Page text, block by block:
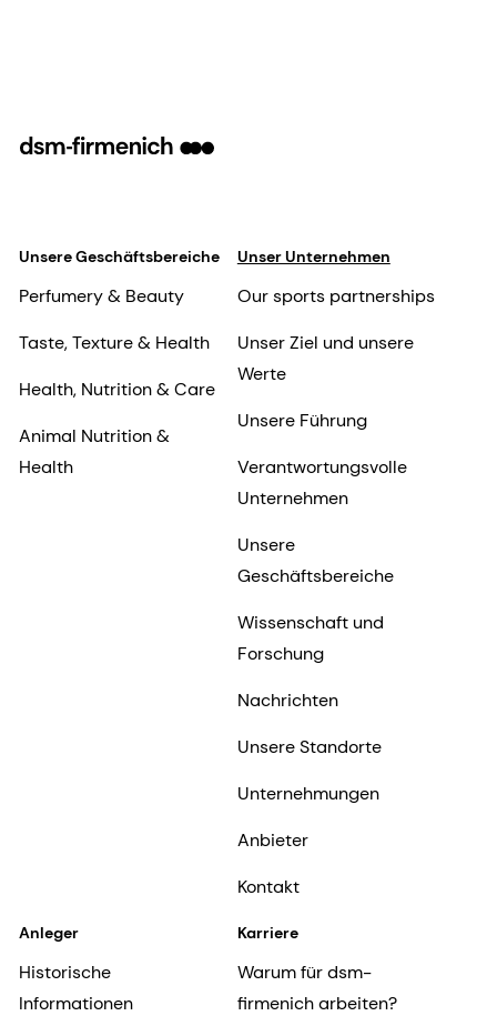
Unsere Geschäftsbereiche
Perfumery & Beauty
Taste, Texture & Health
Health, Nutrition & Care
Animal Nutrition &
Health
Unser Unternehmen
Our sports partnerships
Unser Ziel und unsere
Werte
Unsere Führung
Verantwortungsvolle
Unternehmen
Unsere
Geschäftsbereiche
Wissenschaft und
Forschung
Nachrichten
Unsere Standorte
Unternehmungen
Anbieter
Kontakt
Anleger
Historische
Informationen
Karriere
Warum für dsm-
firmenich arbeiten?